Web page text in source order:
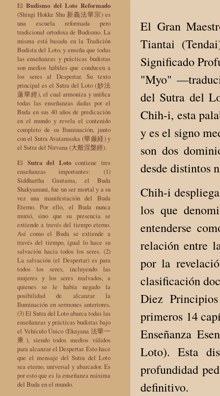
El Gran
Tiantai
Significado
"Myo"
del Sutra del
Chih-i, esta
y es el signo
son dos
desde distintos
Chih-i
los que
entenderse
relación entre
por la
clasificación
Diez
primeros 14
Enseñanza
Loto). Esta
profundidad
definitivo.
ElBudismo del Loto Reformado
(Shingi Hokke Shu 新義法華宗) es
una escuela reformada pero
tradicional ortodoxa de Budismo. La
misma está basada en la Tradición
Budista del Loto, y enseña que todas
las enseñanzas y prácticas budistas
son medios hábiles que conducen a
los seres al Despertar. Su texto
principal es el Sutra del Loto (妙法
蓮華經), el cual armoniza y unifica
todas las enseñanzas dadas por el
Buda en sus 40 años de predicación
en el mundo y revela el contenido
completo de su Iluminación, junto
con el Sutra Avatamsaka (華厳経) y
el Sutra del Nirvana (大般涅槃經).
El Sutra del Lotocontiene tres
enseñanzas importantes: (1)
Siddhartha Gautama, el Buda
Shakyamuni, fue un ser mortal y a su
vez una manifestación del Buda
Eterno. Por ello, el Buda nunca
murió, sino que su presencia se
extiende a través del tiempo eterno.
Así como el Buda se extiende a
través del tiempo, igual lo hace su
salvación hacia todos los seres. (2)
La salvación (el Despertar) es para
todos los seres, incluyendo las
mujeres y los seres malvados, a
quienes se le había negado la
posibilidad de alcanzar la
Iluminación en sermones anteriores.
(3) El Sutra del Loto abarca todas las
enseñanzas y prácticas budistas bajo
el Vehículo Único (Ekayana 法華一
乘), siendo todos medios válidos
para alcanzar el Despertar. Esto hace
que el mensaje del Sutra del Loto
sea eterno, universal y abarcador. Es
por esto que es la enseñanza máxima
del Buda en el mundo.